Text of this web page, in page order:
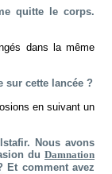
quitte le corps.
dans la même
sur cette lancée ?
en suivant un
Nous avons
du Damnation
Et comment avez